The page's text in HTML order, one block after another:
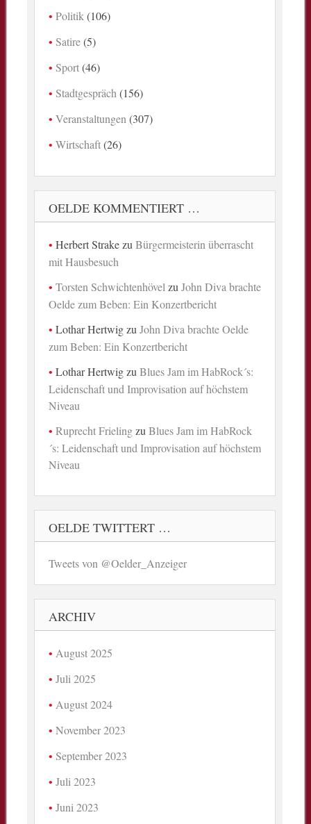
Politik (106)
Satire(5)
Sport(46)
Stadtgespräch (156)
Veranstaltungen (307)
Wirtschaft(26)
OELDE KOMMENTIERT …
Herbert StrakezuBürgermeisterin überrascht
mit Hausbesuch
Torsten Schwichtenhövel zuJohn Diva brachte
Oelde zum Beben: Ein Konzertbericht
Lothar HertwigzuJohn Diva brachte Oelde
zum Beben: Ein Konzertbericht
Lothar HertwigzuBlues Jam im HabRock´s:
Leidenschaft und Improvisation auf höchstem
Niveau
Ruprecht FrielingzuBlues Jam im HabRock
´s: Leidenschaft und Improvisation auf höchstem
Niveau
OELDE TWITTERT …
Tweets von @Oelder_Anzeiger
ARCHIV
August 2025
Juli 2025
August 2024
November 2023
September 2023
Juli 2023
Juni 2023